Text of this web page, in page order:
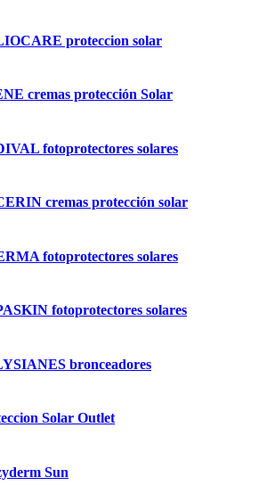
proteccion solar
cremas protección Solar
fotoprotectores solares
cremas protección solar
fotoprotectores solares
fotoprotectores solares
bronceadores
Solar Outlet
Sun